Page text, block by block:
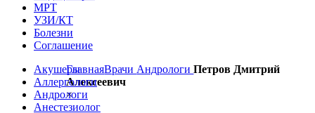
МРТ
УЗИ/КТ
Болезни
Соглашение
ГлавнаяВрачи АндрологиПетров Дмитрий
Алексеевич
×
Акушеры
Аллергологи
Андрологи
Анестезиолог